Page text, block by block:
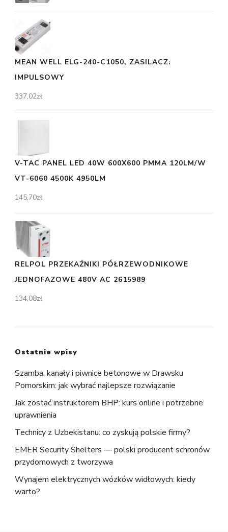
MEAN WELL ELG-240-C1050, ZASILACZ:
IMPULSOWY
337,02zł
V-TAC PANEL LED 40W 600X600 PMMA 120LM/W
VT-6060 4500K 4950LM
145,70zł
RELPOL PRZEKAŹNIKI PÓŁRZEWODNIKOWE
JEDNOFAZOWE 480V AC 2615989
134,08zł
Ostatnie wpisy
Szamba, kanały i piwnice betonowe w Drawsku
Pomorskim: jak wybrać najlepsze rozwiązanie
Jak zostać instruktorem BHP: kurs online i potrzebne
uprawnienia
Technicy z Uzbekistanu: co zyskują polskie firmy?
EMER Security Shelters — polski producent schronów
przydomowych z tworzywa
Wynajem elektrycznych wózków widłowych: kiedy
warto?